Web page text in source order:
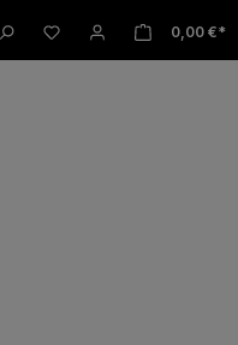
0,00 €*